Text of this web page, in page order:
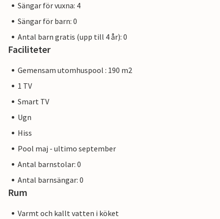
Sängar för vuxna: 4
Sängar för barn: 0
Antal barn gratis (upp till 4 år): 0
Faciliteter
Gemensam utomhuspool : 190 m2
1 TV
Smart TV
Ugn
Hiss
Pool maj - ultimo september
Antal barnstolar: 0
Antal barnsängar: 0
Rum
Varmt och kallt vatten i köket